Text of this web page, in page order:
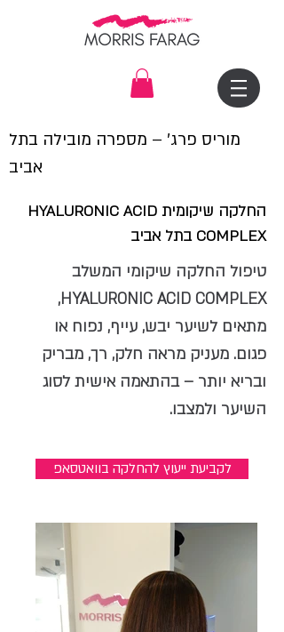
מוריס פרג׳ – מספרה מובילה בתל
אביב
החלקה שיקומית HYALURONIC ACID
COMPLEX בתל אביב
טיפול החלקה שיקומי המשלב
HYALURONIC ACID COMPLEX,
מתאים לשיער יבש, עייף, נפוח או
פגום. מעניק מראה חלק, רך, מבריק
ובריא יותר – בהתאמה אישית לסוג
השיער ולמצבו.
לקביעת ייעוץ להחלקה בוואטסאפ